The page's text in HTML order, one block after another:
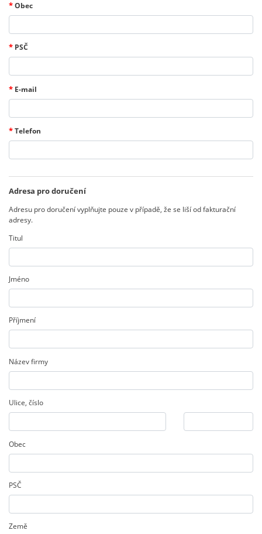
*Obec
* PSČ
* E-mail
*Telefon
Adresa pro doručení
Adresu pro doručení vyplňujte pouze v případě, že se liší od fakturační
adresy.
Titul
Jméno
Příjmení
Název firmy
Ulice, číslo
Obec
PSČ
Země